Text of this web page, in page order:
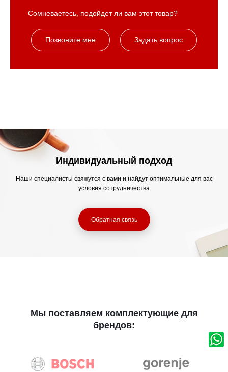
Сомневаетесь, подойдет ли вам этот товар?
Позвоните мне Задать вопрос
Индивидуальный подход
Наши специалисты свяжутся с вами и найдут оптимальные для вас
условия сотрудничества
Обратная связь
Мы поставляем комплектующие для
брендов: